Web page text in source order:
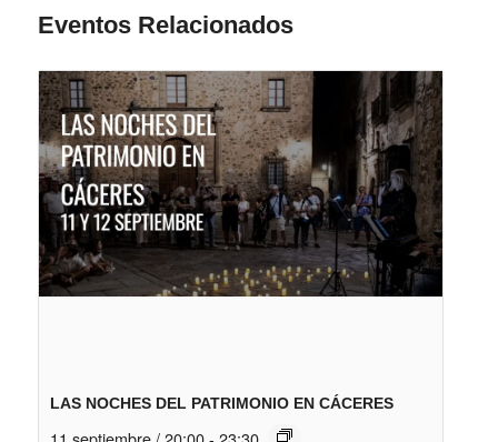
Eventos Relacionados
LAS NOCHES DEL PATRIMONIO EN CÁCERES